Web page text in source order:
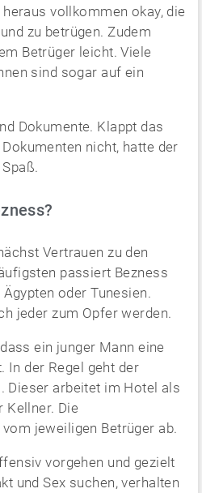
vollkommen okay, die
zu betrügen. Zudem
Betrüger leicht. Viele
sind sogar auf ein
Dokumente. Klappt das
nicht, hatte der
Vertrauen zu den
passiert Bezness
oder Tunesien.
jeder zum Opfer werden.
ein junger Mann eine
In der Regel geht der
Dieser arbeitet im Hotel als
Kellner. Die
jeweiligen Betrüger ab.
vorgehen und gezielt
und Sex suchen, verhalten